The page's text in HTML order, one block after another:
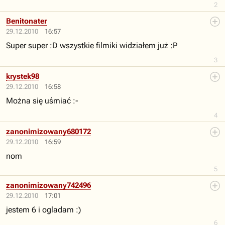
2
29.12.2010 16:57
3
Benitonater
Super super :D wszystkie filmiki widziałem już :P
29.12.2010 16:58
4
krystek98
Można się uśmiać :-
29.12.2010 16:59
5
zanonimizowany680172
nom
29.12.2010 17:01
6
zanonimizowany742496
jestem 6 i ogladam :)